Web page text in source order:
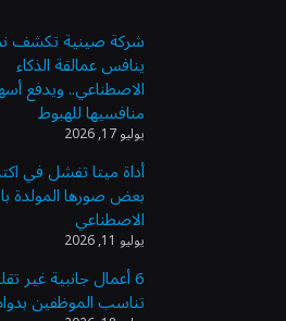
شركة صينية تكشف
ينافس عمالقة الذكاء
الاصطناعي.. ويدفع
منافسيها للهبوط
يوليو 17, 2026
أداة ميتا تفشل في
بعض صورها المولدة
الاصطناعي
يوليو 11, 2026
6 أعمال جانبية غير
تناسب الموظفين